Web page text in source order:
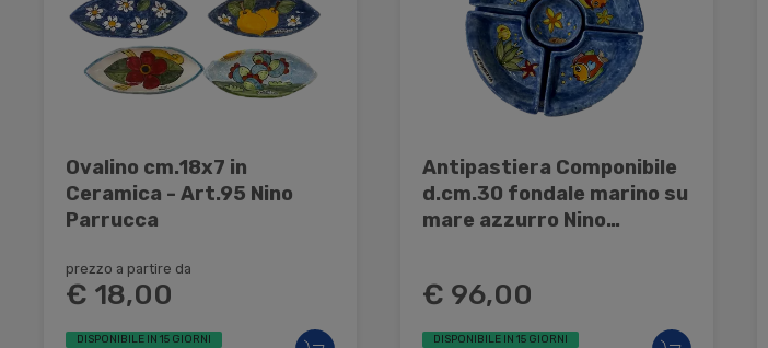
Ovalino cm.18x7 in
Ceramica - Art.95 Nino
Parrucca
prezzo a partire da
€ 18,00
DISPONIBILE IN 15 GIORNI
Antipastiera Componibile
d.cm.30 fondale marino su
mare azzurro Nino
€ 96,00
DISPONIBILE IN 15 GIORNI